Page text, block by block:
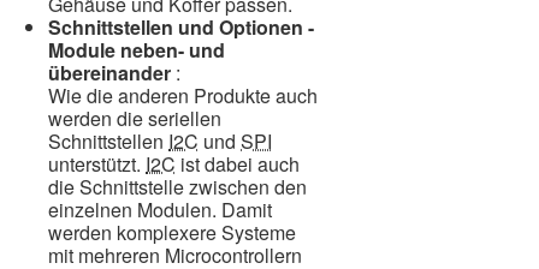
Schnittstellen und Optionen -
Module neben- und
übereinander :
Wie die anderen Produkte auch
werden die seriellen
Schnittstellen I2C und SPI
unterstützt. I2C ist dabei auch
die Schnittstelle zwischen den
einzelnen Modulen. Damit
werden komplexere Systeme
mit mehreren Microcontrollern